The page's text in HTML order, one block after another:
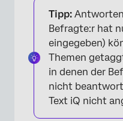
Tipp:
Befragte:r hat
eingegeben)
Themen
in denen der
nicht
Text iQ nicht